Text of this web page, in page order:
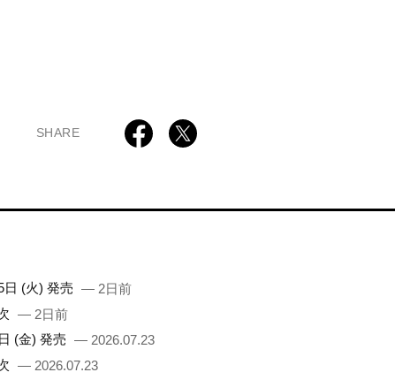
SHARE
日 (火) 発売 — 2日前
— 2日前
(金) 発売 — 2026.07.23
— 2026.07.23